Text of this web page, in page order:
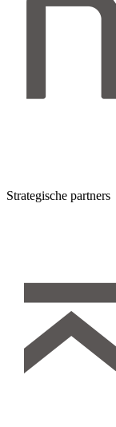
Strategische partners